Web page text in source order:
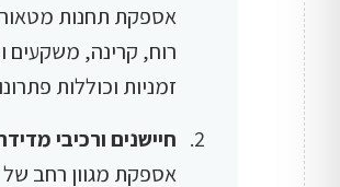
אספקת תחנות
רוח, קרינה, משקעים
זמניות וכוללות
חיישנים ורכיבי
אספקת מגוון רחב